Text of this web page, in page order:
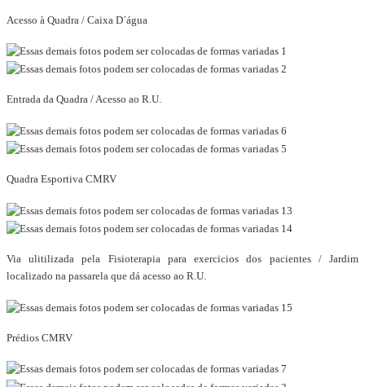
Acesso à Quadra / Caixa D´água
Entrada da Quadra / Acesso ao R.U.
Quadra Esportiva CMRV
Via ulitilizada pela Fisioterapia para exercicios dos pacientes / Jardim
localizado na passarela que dá acesso ao R.U.
Prédios CMRV